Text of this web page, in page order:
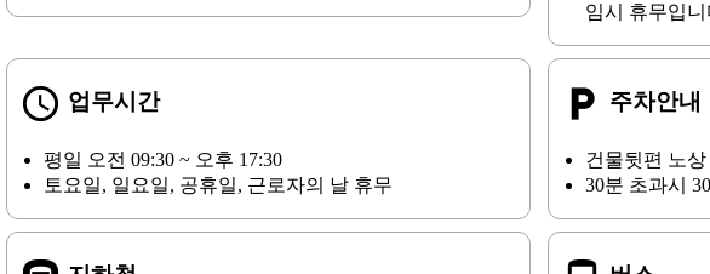
임시 휴무입니
access_time 업무시간
평일 오전 09:30 ~ 오후 17:30
토요일, 일요일, 공휴일, 근로자의 날 휴무
local_parking 주차안내
건물뒷편 노
30분 초과시